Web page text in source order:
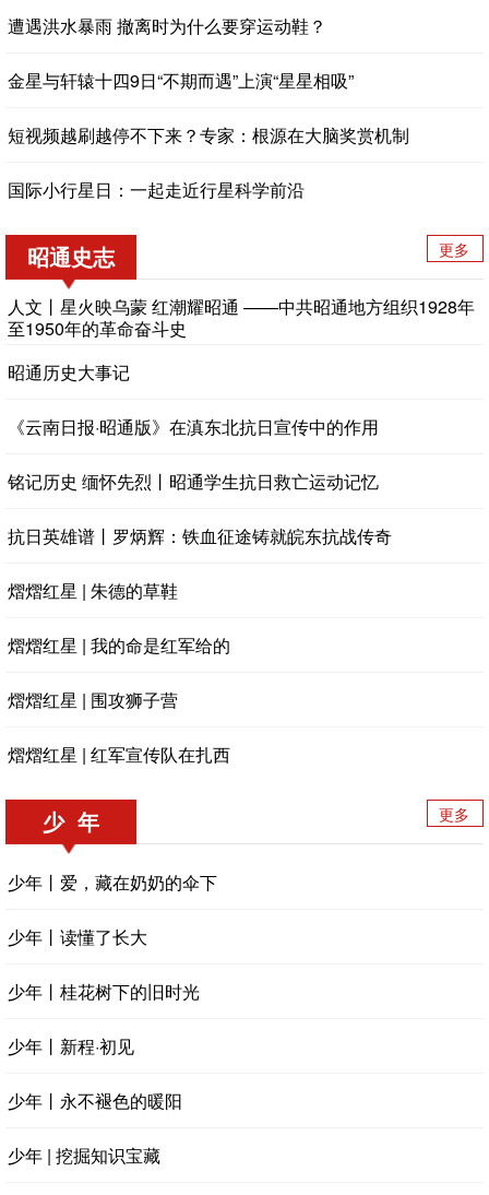
遭遇洪水暴雨 撤离时为什么要穿运动鞋？
金星与轩辕十四9日“不期而遇”上演“星星相吸”
短视频越刷越停不下来？专家：根源在大脑奖赏机制
国际小行星日：一起走近行星科学前沿
昭通史志 更多
人文丨星火映乌蒙 红潮耀昭通 ——中共昭通地方组织1928年
至1950年的革命奋斗史
昭通历史大事记
《云南日报·昭通版》在滇东北抗日宣传中的作用
铭记历史 缅怀先烈丨昭通学生抗日救亡运动记忆
抗日英雄谱丨罗炳辉：铁血征途铸就皖东抗战传奇
熠熠红星 | 朱德的草鞋
熠熠红星 | 我的命是红军给的
熠熠红星 | 围攻狮子营
熠熠红星 | 红军宣传队在扎西
少 年 更多
少年丨爱，藏在奶奶的伞下
少年丨读懂了长大
少年丨桂花树下的旧时光
少年丨新程·初见
少年丨永不褪色的暖阳
少年 | 挖掘知识宝藏